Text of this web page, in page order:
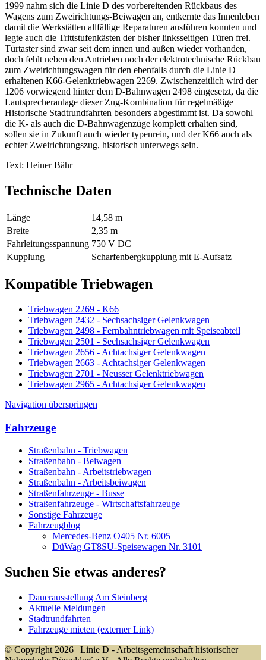
1999 nahm sich die Linie D des vorbereitenden Rückbaus des
Wagens zum Zweirichtungs-Beiwagen an, entkernte das Innenleben
damit die Werkstätten allfällige Reparaturen ausführen konnten und
legte auch die Trittstufenkästen der bisher linksseitigen Türen frei.
Türtaster sind zwar seit dem innen und außen wieder vorhanden,
doch fehlt neben den Antrieben noch der elektrotechnische Rückbau
zum Zweirichtungswagen für den ebenfalls durch die Linie D
erhaltenen K66-Gelenktriebwagen 2269. Zwischenzeitlich wird der
1206 vorwiegend hinter dem D-Bahnwagen 2498 eingesetzt, da die
Lautsprecheranlage dieser Zug-Kombination für regelmäßige
Historische Stadtrundfahrten besonders abgestimmt ist. Da sowohl
die K- als auch die D-Bahnwagenzüge komplett erhalten sind,
sollen sie in Zukunft auch wieder typenrein, und der K66 auch als
echter Zweirichtungszug, historisch unterwegs sein.
Text: Heiner Bähr
Technische Daten
Länge
14,58 m
Breite
2,35 m
Fahrleitungsspannung 750 V DC
Kupplung
Scharfenbergkupplung mit E-Aufsatz
Kompatible Triebwagen
Triebwagen 2269 - K66
Triebwagen 2432 - Sechsachsiger Gelenkwagen
Triebwagen 2498 - Fernbahntriebwagen mit Speiseabteil
Triebwagen 2501 - Sechsachsiger Gelenkwagen
Triebwagen 2656 - Achtachsiger Gelenkwagen
Triebwagen 2663 - Achtachsiger Gelenkwagen
Triebwagen 2701 - Neusser Gelenktriebwagen
Triebwagen 2965 - Achtachsiger Gelenkwagen
Navigation überspringen
Fahrzeuge
Straßenbahn - Triebwagen
Straßenbahn - Beiwagen
Straßenbahn - Arbeitstriebwagen
Straßenbahn - Arbeitsbeiwagen
Straßenfahrzeuge - Busse
Straßenfahrzeuge - Wirtschaftsfahrzeuge
Sonstige Fahrzeuge
Fahrzeugblog
Mercedes-Benz O405 Nr. 6005
DüWag GT8SU-Speisewagen Nr. 3101
Suchen Sie etwas anderes?
Dauerausstellung Am Steinberg
Aktuelle Meldungen
Stadtrundfahrten
Fahrzeuge mieten (externer Link)
© Copyright 2026 | Linie D - Arbeitsgemeinschaft historischer